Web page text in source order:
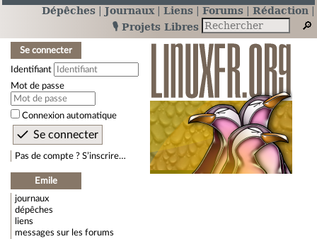
Dépêches Journaux Liens Forums
Rédaction
🎙️ Projets Libres
Se connecter
Identifiant
Mot de passe
Connexion automatique
Pas de compte ? S’inscrire…
Emile
journaux
dépêches
liens
messages sur les forums